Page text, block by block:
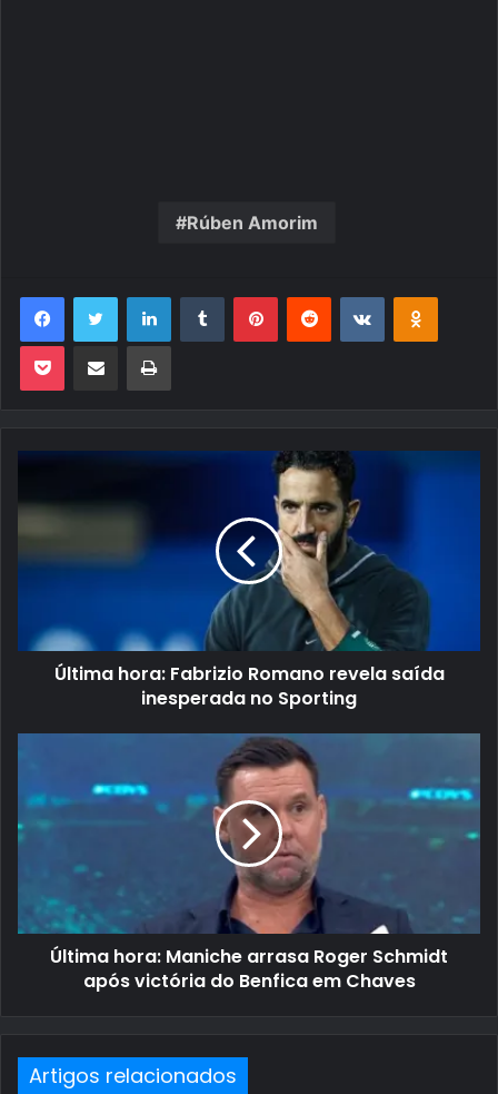
Rúben Amorim
FacebookTwitter LinkedinTumblr PinterestReddit VK OK
Pocket Compartilhar via e-mail Imprimir
Última hora: Fabrizio Romano revela saída
inesperada no Sporting
Última hora: Maniche arrasa Roger Schmidt
após victória do Benfica em Chaves
Artigos relacionados